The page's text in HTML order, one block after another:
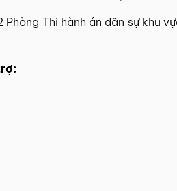
Thi hành án dân sự khu